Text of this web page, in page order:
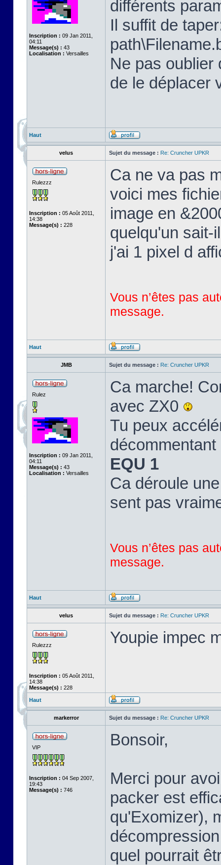
Inscription : 09 Jan 2011,
04:11
Message(s) : 43
Localisation : Versailles
différents
Il suffit de
Ne pas oublier
de le déplacer
Haut
velus Sujet du message : Re: Cruncher UPKR
Rulezzz
Inscription : 05 Août 2011,
14:38
Message(s) : 228
Ca ne va pas
voici mes
image en
quelqu'un sait-
j'ai 1 pixel d
Vous n’êtes pas
message.
Haut
JMB Sujet du message : Re: Cruncher UPKR
Rulez
Inscription : 09 Jan 2011,
04:11
Message(s) : 43
Localisation : Versailles
Ca marche!
avec ZX0
Tu peux
EQU 1
Ca déroule
sent pas
Vous n’êtes pas
message.
Haut
velus Sujet du message : Re: Cruncher UPKR
Rulezzz
Inscription : 05 Août 2011,
14:38
Message(s) : 228
Youpie impec
Haut
markerror Sujet du message : Re: Cruncher UPKR
VIP
Inscription : 04 Sep 2007,
19:43
Message(s) : 746
Bonsoir,
Merci pour
packer est
qu'Exomizer),
quel pourrait